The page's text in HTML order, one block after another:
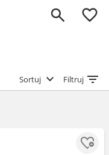
0
Sortuj Filtruj